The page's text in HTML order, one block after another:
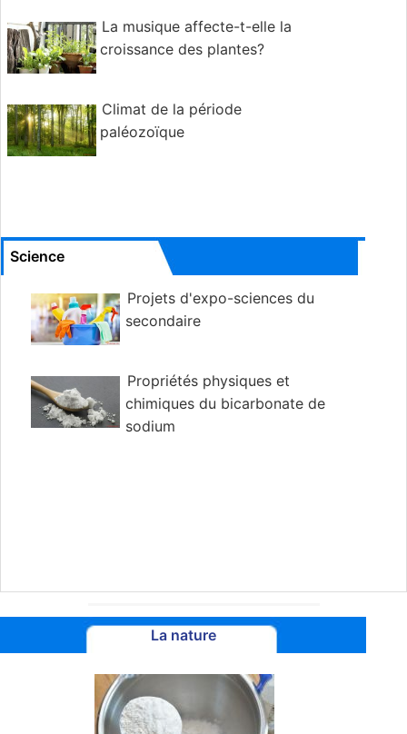
La musique affecte-t-elle la
croissance des plantes?
Climat de la période
paléozoïque
Science
Projets d'expo-sciences du
secondaire
Propriétés physiques et
chimiques du bicarbonate de
sodium
La nature